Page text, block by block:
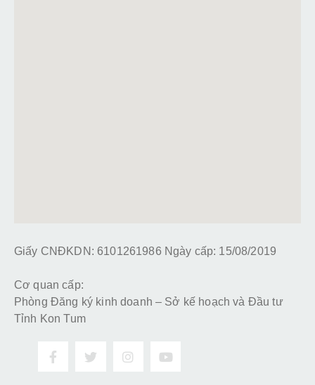
Giấy CNĐKDN: 6101261986 Ngày cấp: 15/08/2019
Cơ quan cấp:
Phòng Đăng ký kinh doanh – Sở kế hoạch và Đầu tư
Tỉnh Kon Tum